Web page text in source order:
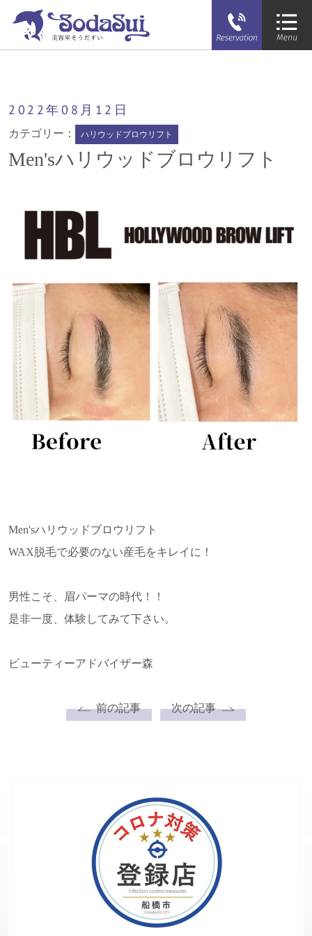
2022年08月 12日
カテゴリー： ハリウッドブロウリフト
Men'sハリウッドブロウリフト
Men'sハリウッドブロウリフト
WAX脱毛で必要のない産毛をキレイに！
男性こそ、眉パーマの時代！！
是非一度、体験してみて下さい。
ビューティーアドバイザー森
前の記事 次の記事